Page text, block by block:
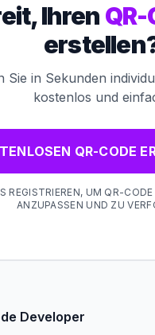
Ihren
Sie in Sekunden
kostenlos und
QR-CODE
REGISTRIEREN, UM QR-
ANZUPASSEN UND ZU
Developer